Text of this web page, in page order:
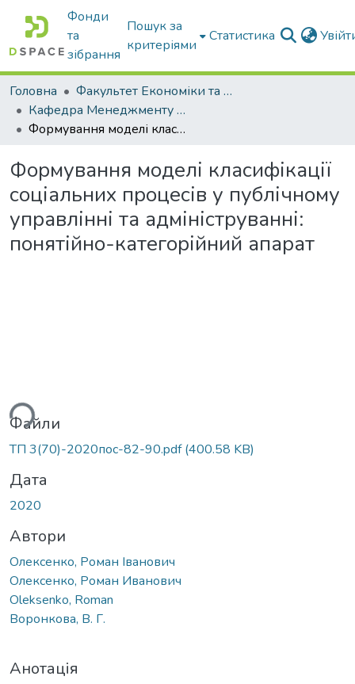
Фонди
та
зібрання
Пошук за
критеріями
Статистика
Головна
Факультет Економіки та бізнесу
Кафедра Менеджменту та публічного адміністрування
Формування моделі класифікації соціальних процесів у публічному управлінні та адмініструванні: понятійно-категорійний апарат
Формування моделі класифікації
соціальних процесів у публічному
управлінні та адмініструванні:
понятійно-категорійний апарат
Файли
ТП 3(70)-2020пос-82-90.pdf(400.58 KB)
Дата
2020
Автори
Олексенко, Роман Іванович
Олексенко, Роман Иванович
Oleksenko, Roman
Воронкова, В. Г.
Анотація